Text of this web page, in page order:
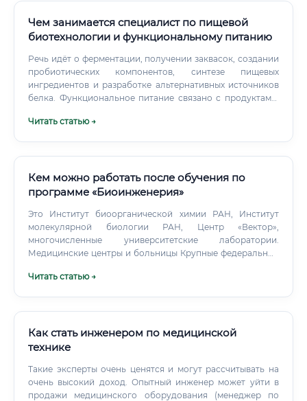
Чем занимается специалист по пищевой
биотехнологии и функциональному питанию
Речь идёт о ферментации, получении заквасок, создании
пробиотических компонентов, синтезе пищевых
ингредиентов и разработке альтернативных источников
белка. Функциональное питание связано с продуктами,
питательными веществами, но и обладают
или растительные экстракты.
Читать статью →
Кем можно работать после обучения по
программе «Биоинженерия»
Это Институт биоорганической химии РАН, Институт
молекулярной биологии РАН, Центр «Вектор»,
многочисленные университетские лаборатории.
Медицинские центры и больницы Крупные федеральные
трансплантологией, ортопедией, кардиохирургией,
активно развивается рынок биотехнологических
стартапов, особенно в области агробиотехнологий,
Читать статью →
Как стать инженером по медицинской
технике
Такие эксперты очень ценятся и могут рассчитывать на
очень высокий доход. Опытный инженер может уйти в
продажи медицинского оборудования (менеджер по